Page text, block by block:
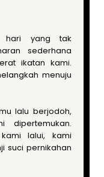
hari yang tak
sederhana
ikatan kami.
menuju
lalu berjodoh,
dipertemukan.
lalui, kami
suci pernikahan